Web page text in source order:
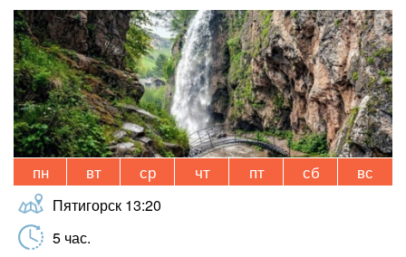
пн вт ср чт пт сб вс
Пятигорск 13:20
5 час.